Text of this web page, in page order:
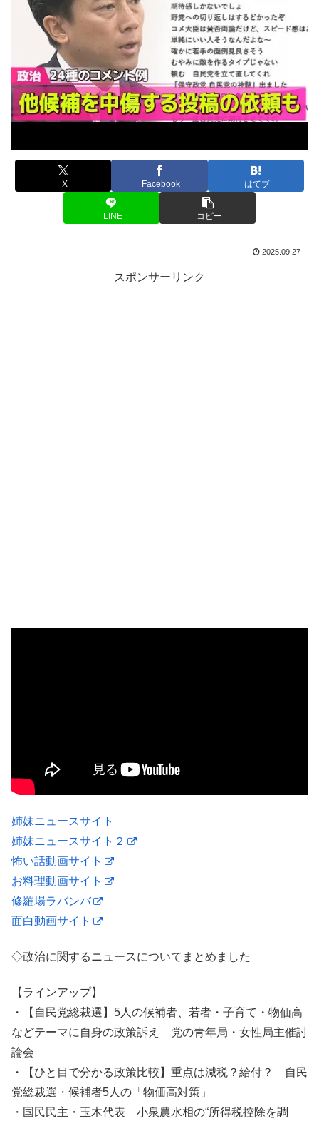
X Facebook はてブ
LINE コピー
2025.09.27
スポンサーリンク
姉妹ニュースサイト
姉妹ニュースサイト２
怖い話動画サイト
お料理動画サイト
修羅場ラバンバ
面白動画サイト
◇政治に関するニュースについてまとめました
【ラインアップ】
・【自民党総裁選】5人の候補者、若者・子育て・物価高
などテーマに自身の政策訴え 党の青年局・女性局主催討
論会
・【ひと目で分かる政策比較】重点は減税？給付？ 自民
党総裁選・候補者5人の「物価高対策」
・国民民主・玉木代表 小泉農水相の“所得税控除を調